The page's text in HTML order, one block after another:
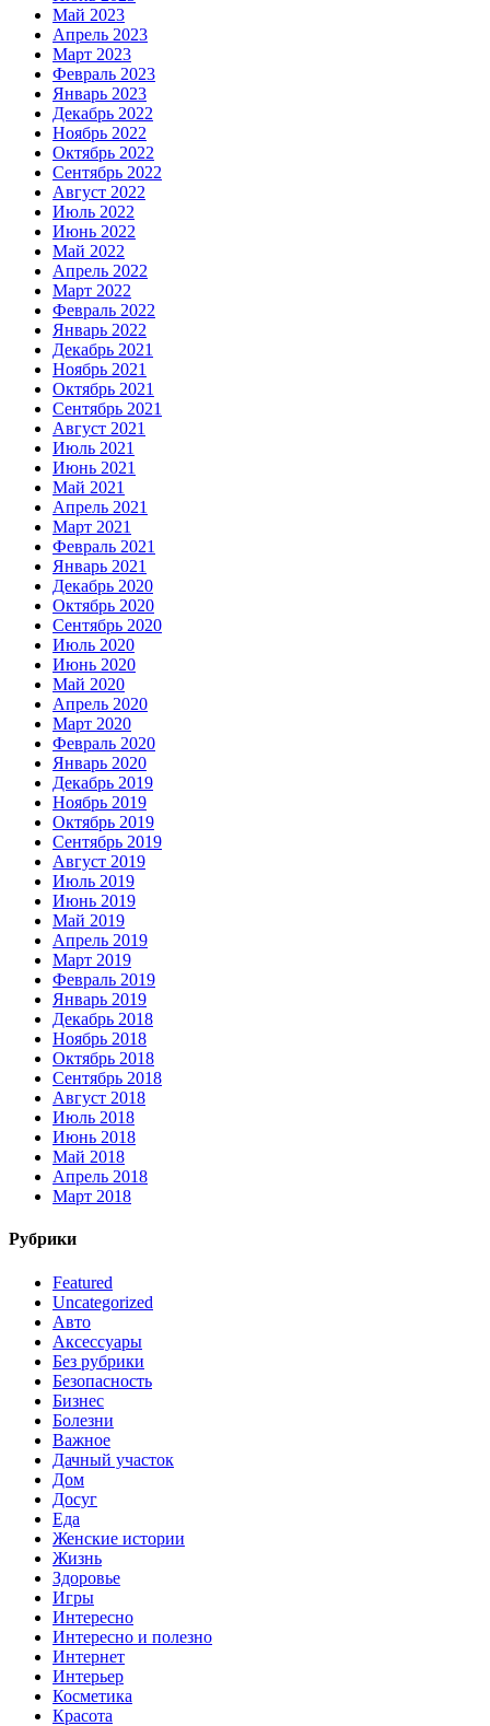
Май 2023
Апрель 2023
Март 2023
Февраль 2023
Январь 2023
Декабрь 2022
Ноябрь 2022
Октябрь 2022
Сентябрь 2022
Август 2022
Июль 2022
Июнь 2022
Май 2022
Апрель 2022
Март 2022
Февраль 2022
Январь 2022
Декабрь 2021
Ноябрь 2021
Октябрь 2021
Сентябрь 2021
Август 2021
Июль 2021
Июнь 2021
Май 2021
Апрель 2021
Март 2021
Февраль 2021
Январь 2021
Декабрь 2020
Октябрь 2020
Сентябрь 2020
Июль 2020
Июнь 2020
Май 2020
Апрель 2020
Март 2020
Февраль 2020
Январь 2020
Декабрь 2019
Ноябрь 2019
Октябрь 2019
Сентябрь 2019
Август 2019
Июль 2019
Июнь 2019
Май 2019
Апрель 2019
Март 2019
Февраль 2019
Январь 2019
Декабрь 2018
Ноябрь 2018
Октябрь 2018
Сентябрь 2018
Август 2018
Июль 2018
Июнь 2018
Май 2018
Апрель 2018
Март 2018
Рубрики
Featured
Uncategorized
Авто
Аксессуары
Без рубрики
Безопасность
Бизнес
Болезни
Важное
Дачный участок
Дом
Досуг
Еда
Женские истории
Жизнь
Здоровье
Игры
Интересно
Интересно и полезно
Интернет
Интерьер
Косметика
Красота